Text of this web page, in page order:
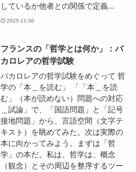
しているか他者との関係で定義...
2025-11-30
フランスの「哲学とは何か」：バ
カロレアの哲学試験
バカロレアの哲学試験をめぐって 哲
学の「本＿を読む」 「「本＿を読
む」（本が読めない）問題への対応
＿試論」で、「国語問題」と「記号
接地問題」から、言語空間（文字テ
キスト）を眺めてみた。次は実際の
本に向かってみよう。まずは「哲
学」の本だ。私は、哲学は、概念
（観念）とその周辺を整序するツー